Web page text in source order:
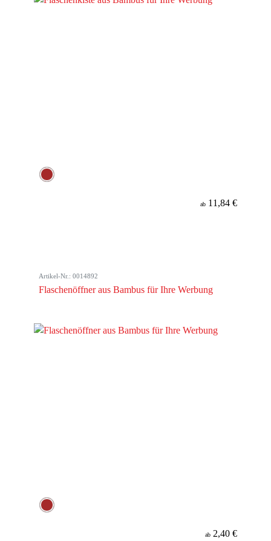
ab 11,84 €
Artikel-Nr.: 0014892
Flaschenöffner aus Bambus für Ihre Werbung
ab 2,40 €